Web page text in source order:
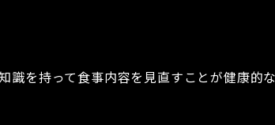
識を持って食事内容を見直すことが健康的